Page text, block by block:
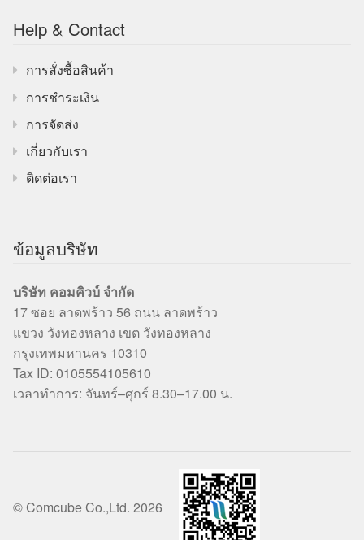
Help & Contact
การสั่งซื้อสินค้า
การชำระเงิน
การจัดส่ง
เกี่ยวกับเรา
ติดต่อเรา
ข้อมูลบริษัท
บริษัท คอมคิวบ์ จำกัด
17 ซอย ลาดพร้าว 56 ถนน ลาดพร้าว
แขวง วังทองหลาง เขต วังทองหลาง
กรุงเทพมหานคร 10310
Tax ID: 0105554105610
เวลาทำการ: จันทร์–ศุกร์ 8.30–17.00 น.
© Comcube Co.,Ltd. 2026